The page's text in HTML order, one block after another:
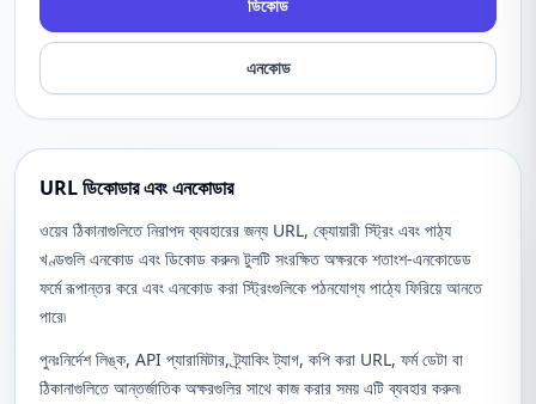
ডিকোড
এনকোড
URL ডিকোডার এবং এনকোডার
ওয়েব ঠিকানাগুলিতে নিরাপদ ব্যবহারের জন্য URL, ক্যোয়ারী স্ট্রিং এবং পাঠ্য
খণ্ডগুলি এনকোড এবং ডিকোড করুন৷ টুলটি সংরক্ষিত অক্ষরকে শতাংশ-এনকোডেড
ফর্মে রূপান্তর করে এবং এনকোড করা স্ট্রিংগুলিকে পঠনযোগ্য পাঠ্যে ফিরিয়ে আনতে
পারে৷
পুনঃনির্দেশ লিঙ্ক, API প্যারামিটার, ট্র্যাকিং ট্যাগ, কপি করা URL, ফর্ম ডেটা বা
ঠিকানাগুলিতে আন্তর্জাতিক অক্ষরগুলির সাথে কাজ করার সময় এটি ব্যবহার করুন৷